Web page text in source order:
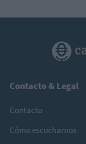
Contacto & Legal
Contacto
Cómo escucharnos